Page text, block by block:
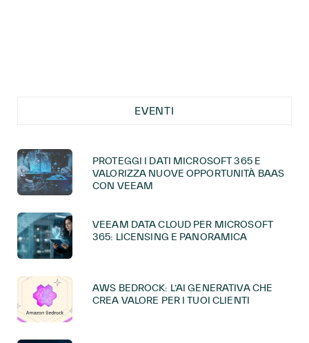
EVENTI
PROTEGGI I DATI MICROSOFT 365 E
VALORIZZA NUOVE OPPORTUNITÀ BAAS
CON VEEAM
VEEAM DATA CLOUD PER MICROSOFT
365: LICENSING E PANORAMICA
AWS BEDROCK: L’AI GENERATIVA CHE
CREA VALORE PER I TUOI CLIENTI